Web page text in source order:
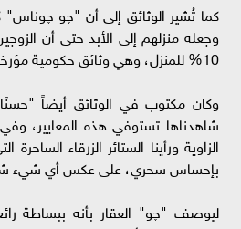
كما تُشير الوثائق إلى أن "چو
وجعله منزلهم إلى الأبد حتى أن
10% للمنزل، وهي وثائق حكومية مؤرخة في 7 يوليو 2023.
وكان مكتوب في الوثائق أيضاً
شاهدناها تستوفي هذه المعايير، وفي
الزاوية ورأينا الستائر الزرقاء
بإحساس سحري، على عكس أي شيء
ليوصف "چو" العقار بأنه ببساطة